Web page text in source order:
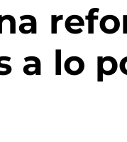
a lo